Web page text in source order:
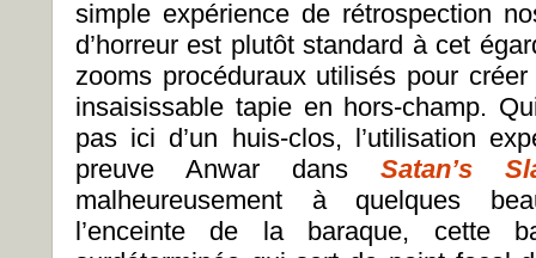
simple expérience de rétrospection
d’horreur est plutôt standard à cet
zooms procéduraux utilisés pour
insaisissable tapie en hors-champ.
pas ici d’un huis-clos, l’utilisation
preuve Anwar dans Satan’s
malheureusement à quelques
l’enceinte de la baraque, cette